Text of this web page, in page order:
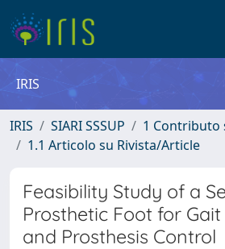
IRIS
IRIS SIARI SSSUP
1 Contributo
1.1 Articolo su Rivista/Article
Feasibility Study of a
Prosthetic Foot for
and Prosthesis Control